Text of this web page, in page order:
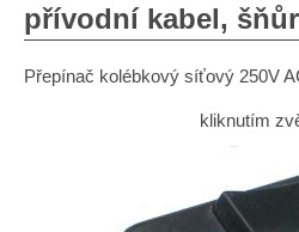
přívodní kabel,
Přepínač kolébkový síťový 250V
kliknutím